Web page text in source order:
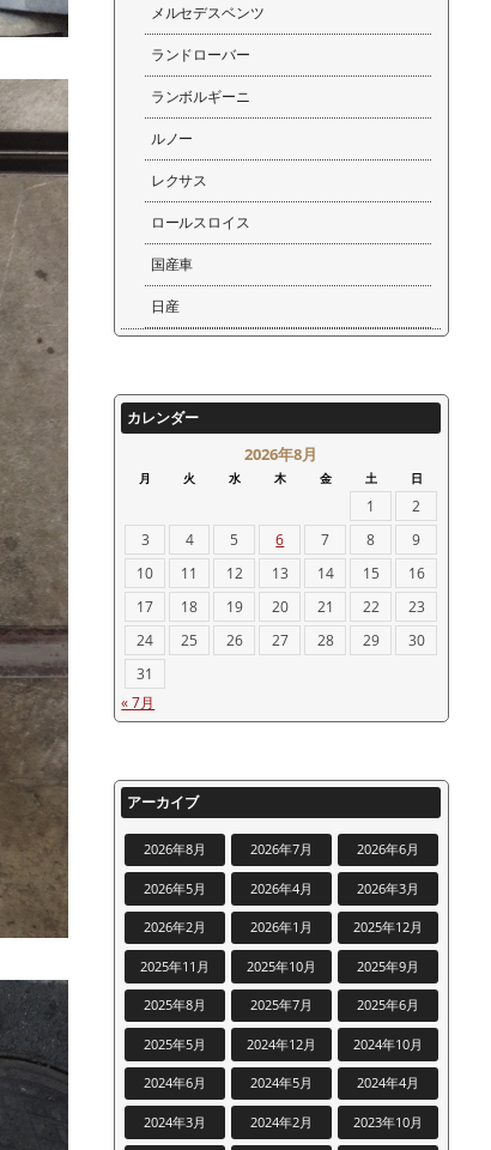
メルセデスベンツ
ランドローバー
ランボルギーニ
ルノー
レクサス
ロールスロイス
国産車
日産
カレンダー
2026年8月
月 火 水 木 金 土 日
1
2
3
4 5 6 7 8
9
10
11 12 13 14 15
16
17
18 19 20 21 22
23
24
25 26 27 28 29
30
31
« 7月
アーカイブ
2026年8月 2026年7月 2026年6月
2026年5月 2026年4月 2026年3月
2026年2月 2026年1月 2025年12月
2025年11月 2025年10月 2025年9月
2025年8月 2025年7月 2025年6月
2025年5月 2024年12月 2024年10月
2024年6月 2024年5月 2024年4月
2024年3月 2024年2月 2023年10月